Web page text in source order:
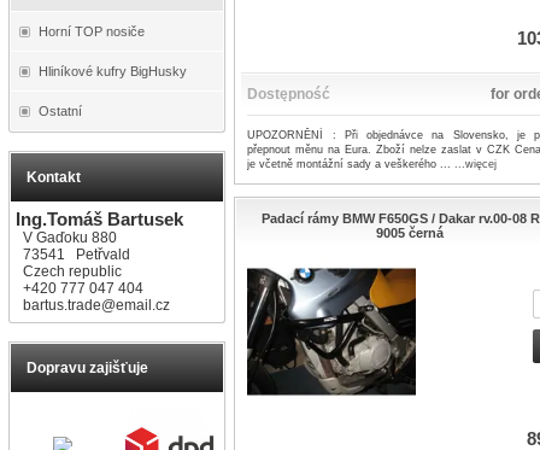
Horní TOP nosiče
Hliníkové kufry BigHusky
Ostatní
Kontakt
Ing.Tomáš Bartusek
V Gaďoku 880
73541 Petřvald
Czech republic
+420 777 047 404
bartus.trade@email.cz
Dopravu zajišťuje
Dostępność for
UPOZORNĚNÍ : Při objednávce na Slovensko, je
přepnout měnu na Eura. Zboží nelze zaslat v CZK
je včetně montážní sady a veškerého ......więcej
Padací rámy BMW F650GS / Dakar rv.00-08
9005 černá